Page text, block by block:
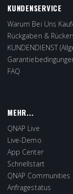
KUNDENSERVICE
Warum Bei Uns
Rückgaben &
KUNDENDIENST
FAQ
MEHR...
QNAP Live
Live-Demo
App Center
Schnellstart
QNAP Communities
Anfragestatus